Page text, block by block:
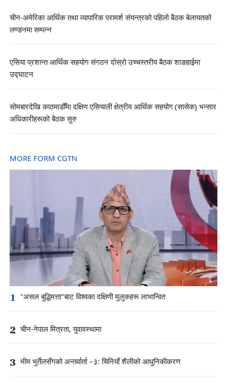
चीन-अमेरिका आर्थिक तथा व्यापारिक परामर्श संयन्त्रको पहिलो बैठक बेलायतको
लण्डनमा सम्पन्न
एसिया प्रशान्त आर्थिक सहयोग संगठन दोस्रो उच्चस्तरीय बैठक शाङहाईमा
उद्घाटन
सोमबारदेखि काठमाडौँमा दक्षिण एसियाली क्षेत्रीय आर्थिक सहयोग (सासेक) भन्सार
अधिकारीहरूको बैठक सुरु
MORE FORM CGTN
1 "असल बुद्धिमत्ता"बाट विश्वका दक्षिणी मुलुकहरू लाभान्वित
2 चीन-नेपाल मित्रता, युवावस्थामा
3 भीम भुर्तेलसँगको अन्तर्वार्ता –३: चिनियाँ शैलीको आधुनिकीकरण